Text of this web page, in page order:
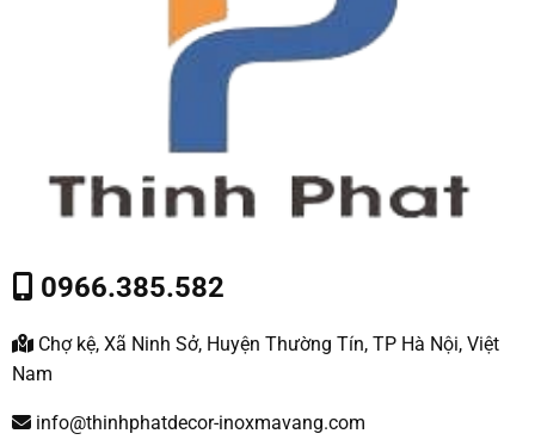
0966.385.582
Chợ kệ, Xã Ninh Sở, Huyện Thường Tín, TP Hà Nội, Việt
Nam
info@thinhphatdecor-inoxmavang.com